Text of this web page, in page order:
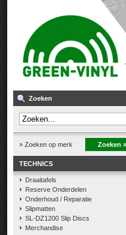
Zoeken
» Zoeken op merk Zoeken »
TECHNICS
Draaitafels
Reserve Onderdelen
Onderhoud / Reparatie
Slipmatten
SL-DZ1200 Slip Discs
Merchandise